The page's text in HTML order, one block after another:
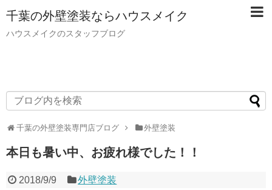
千葉の外壁塗装ならハウスメイク
ハウスメイクのスタッフブログ
千葉の外壁塗装専門店ブログ 外壁塗装
本日も暑い中、お疲れ様でした！！
2018/9/9 外壁塗装